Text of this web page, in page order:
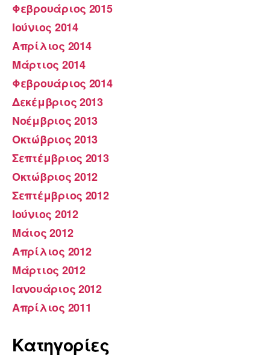
Φεβρουάριος 2015
Ιούνιος 2014
Απρίλιος 2014
Μάρτιος 2014
Φεβρουάριος 2014
Δεκέμβριος 2013
Νοέμβριος 2013
Οκτώβριος 2013
Σεπτέμβριος 2013
Οκτώβριος 2012
Σεπτέμβριος 2012
Ιούνιος 2012
Μάιος 2012
Απρίλιος 2012
Μάρτιος 2012
Ιανουάριος 2012
Απρίλιος 2011
Kατηγορίες